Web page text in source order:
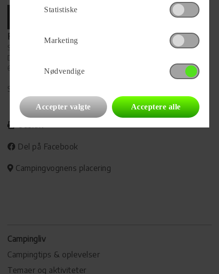
Forhandler
Steen's MC-center ApS
Dornen 16
6715 Esbjerg N
Se alle
Udskriv
Del på Facebook
Campingvognens placering
Campingliv
Campingtips & oplevelser
Temaer og aktiviteter
Statistiske
Marketing
Nødvendige
Accepter valgte Acceptere alle